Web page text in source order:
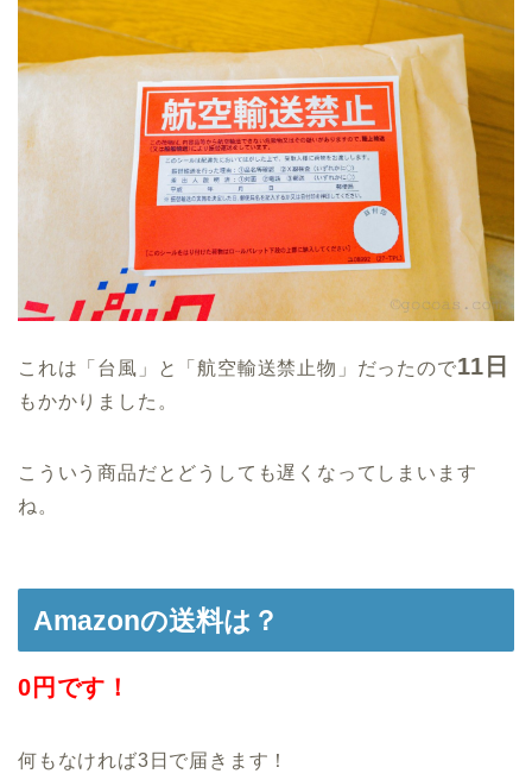
これは「台風」と「航空輸送禁止物」だったので11日
もかかりました。
こういう商品だとどうしても遅くなってしまいます
ね。
Amazonの送料は？
0円です！
何もなければ3日で届きます！